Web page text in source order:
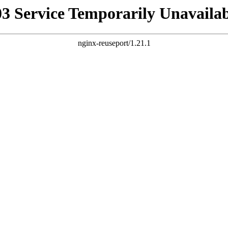
Service Temporarily
nginx-reuseport/1.21.1